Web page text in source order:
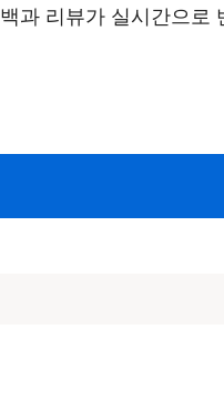
과 리뷰가 실시간으로